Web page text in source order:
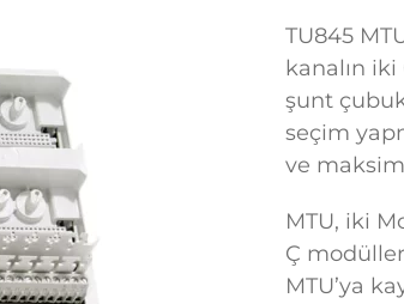
TU845
kanalın iki
şunt
seçim
ve
MTU, iki
Ç
MTU’ya